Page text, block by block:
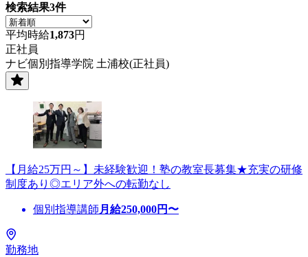
検索結果3件
平均時給1,873円
正社員
ナビ個別指導学院 土浦校(正社員)
【月給25万円～】未経験歓迎！塾の教室長募集★充実の研修
制度あり◎エリア外への転勤なし
個別指導講師 月給250,000円〜
勤務地